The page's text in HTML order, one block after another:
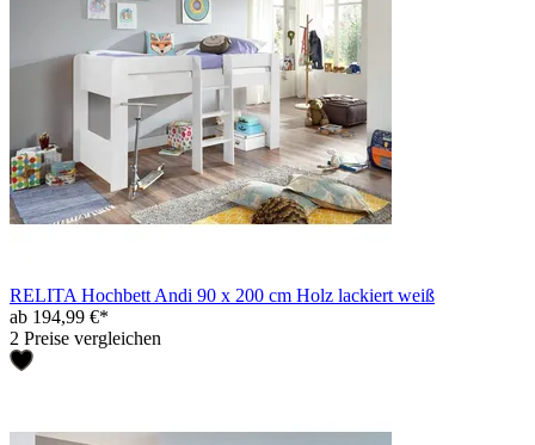
RELITA Hochbett Andi 90 x 200 cm Holz lackiert weiß
ab 194,99 €*
2 Preise vergleichen